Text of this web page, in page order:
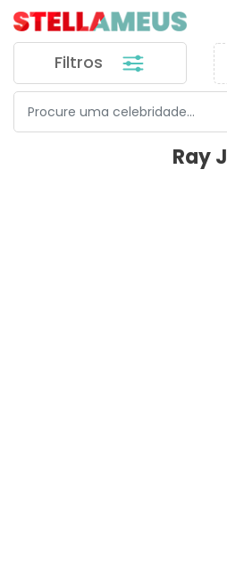
Filtros
Ray J